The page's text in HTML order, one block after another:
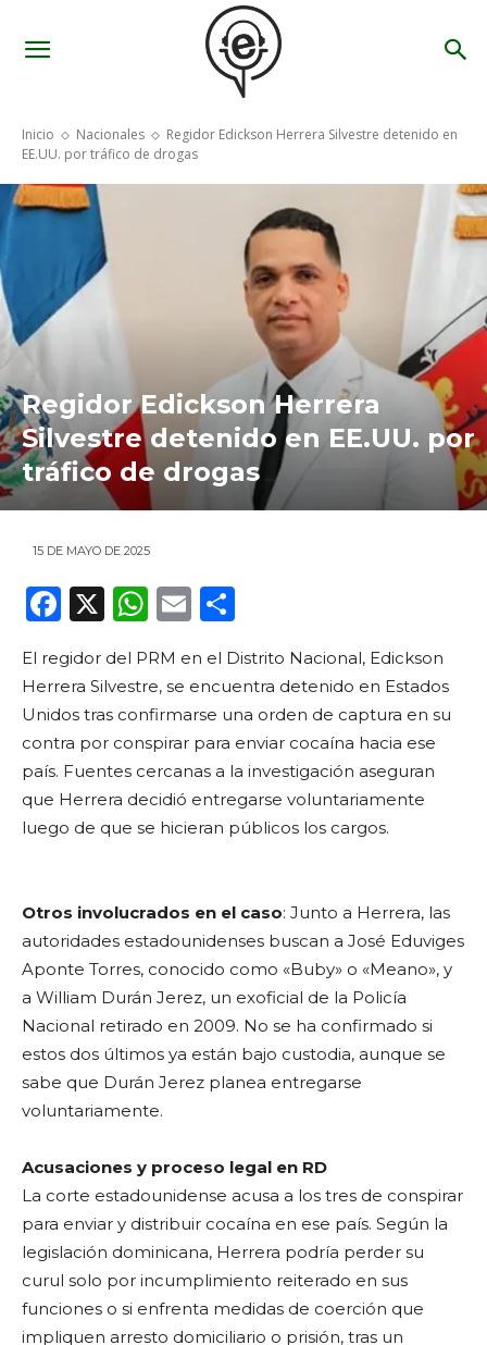
Inicio Nacionales
Regidor Edickson Herrera Silvestre detenido en
EE.UU. por tráfico de drogas
Regidor Edickson Herrera
Silvestre detenido en EE.UU. por
tráfico de drogas
15 DE MAYO DE 2025
F
c
e
b
o
o
k
X
W
a
ts
A
p
p
E
ai
l
m
p
ar
ti
r
El regidor del PRM en el Distrito Nacional, Edickson
Herrera Silvestre, se encuentra detenido en Estados
Unidos tras confirmarse una orden de captura en su
contra por conspirar para enviar cocaína hacia ese
país. Fuentes cercanas a la investigación aseguran
que Herrera decidió entregarse voluntariamente
luego de que se hicieran públicos los cargos.
Otros involucrados en el caso: Junto a Herrera, las
autoridades estadounidenses buscan a José Eduviges
Aponte Torres, conocido como «Buby» o «Meano», y
a William Durán Jerez, un exoficial de la Policía
Nacional retirado en 2009. No se ha confirmado si
estos dos últimos ya están bajo custodia, aunque se
sabe que Durán Jerez planea entregarse
voluntariamente.
Acusaciones y proceso legal en RD
La corte estadounidense acusa a los tres de conspirar
para enviar y distribuir cocaína en ese país. Según la
legislación dominicana, Herrera podría perder su
curul solo por incumplimiento reiterado en sus
funciones o si enfrenta medidas de coerción que
impliquen arresto domiciliario o prisión, tras un